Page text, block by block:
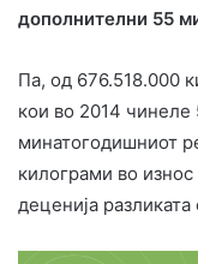
дополнителни 55
Па, од 676.518.000
кои во 2014 чинеле
минатогодишниот
килограми во
деценија